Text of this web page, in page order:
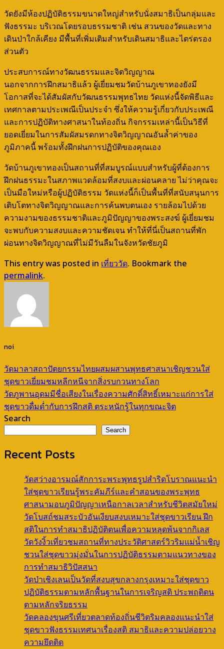
วัดยังมีห้องปฏิบัติธรรมขนาดใหญ่สำหรับนั่งสมาธิเป็นกลุ่มและ
ฟังธรรมะ บริเวณโดยรอบธรรมชาติ เช่น สวนของวัดและทาง
เดินป่าใกล้เคียง มีพื้นที่เพิ่มเติมสำหรับเดินสมาธิและไตร่ตรอง
ส่วนตัว
ประสบการณ์ทางวัฒนธรรมและจิตวิญญาณ
นอกจากการฝึกสมาธิแล้ว ผู้เยี่ยมชมวัดบ้านภูเขาทองยังมี
โอกาสที่จะได้สัมผัสกับวัฒนธรรมพุทธไทย วัดแห่งนี้จัดพิธีและ
เทศกาลตามประเพณีเป็นประจำ ซึ่งให้ความรู้เกี่ยวกับประเพณี
และการปฏิบัติทางศาสนาในท้องถิ่น กิจกรรมเหล่านี้เป็นวิธีที่
ยอดเยี่ยมในการสัมผัสมรดกทางจิตวิญญาณอันล้ำค่าของ
ภูมิภาคนี้ พร้อมทั้งฝึกฝนการปฏิบัติของคุณเอง
วัดบ้านภูเขาทองเป็นสถานที่ที่สมบูรณ์แบบสำหรับผู้ที่ต้องการ
ฝึกฝนธรรมะในสภาพแวดล้อมที่สงบและผ่อนคลาย ไม่ว่าคุณจะ
เป็นมือใหม่หรือผู้ปฏิบัติธรรม วัดแห่งนี้ก็เป็นพื้นที่ที่สนับสนุนการ
เติบโตทางจิตวิญญาณและการค้นพบตนเอง รายล้อมไปด้วย
ความงามของธรรมชาติและภูมิปัญญาของพระสงฆ์ ผู้เยี่ยมชม
จะพบกับความสงบและความชัดเจน ทำให้ที่นี่เป็นสถานที่พัก
ผ่อนทางจิตวิญญาณที่ไม่มีวันลืมในจังหวัดชัยภูมิ
This entry was posted in เที่ยววัด. Bookmark the
permalink.
noi
วัดมาลาสถาปัตยกรรมไทยผสมผสานพุทธศาสนาเชิญชวนใส่
ชุดขาวเยี่ยมชมหลีกหนีจากสิ่งรบกวนทางโลก
วัดภูพานอุดมมีชื่อเสียงในเรื่องความศักดิ์สิทธิ์เหมาะแก่การใส่
ชุดขาวดื่มด่ำกับการฝึกสติ ตระหนักรู้ในทุกขณะจิต
Search
Search
Recent Posts
วัดสว่างอารมณ์สักการะพระพุทธรูปสำริดโบราณแนะนำ
ใส่ชุดขาวเรียนรู้พระคัมภีร์และคำสอนของพระพุทธ
ศาสนามอบภูมิปัญญาเหนือกาลเวลาสำหรับชีวิตสมัยใหม่
วัดโบสถ์ชมสระบัวอันเงียบสงบเหมาะใส่ชุดขาวเรียน ฝึก
สติในการทำสมาธิปฏิบัติตนเพื่อความหลุดพ้นจากกิเลส
วัดวังงิ้วเที่ยวชมสถานที่ทางประวัติศาสตร์วิวริมแม่น้ำเชิญ
ชวนใส่ชุดขาวมุ่งมั่นในการปฏิบัติธรรมตามแนวทางของ
การทำสมาธิวิปัสสนา
วัดป่าเชิงเลนเป็นวัดที่สงบสุขกลางกรุงเหมาะใส่ชุดขาว
ปฏิบัติธรรมตามหลักพื้นฐานในการเจริญสติ ประพฤติตน
ตามหลักจริยธรรม
วัดคลองขุนศรีเที่ยวตลาดท้องถิ่นชีวิตริมคลองแนะนำใส่
ชุดขาวฟังธรรมเทศนาเรื่องสติ สมาธิและความปล่อยวาง
ความยึดติด